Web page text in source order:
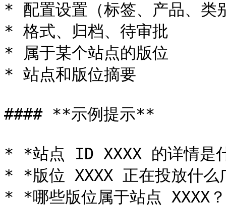
* 配置设置（标签、产品、类
* 格式、归档、待审批
* 属于某个站点的版位
* 站点和版位摘要
#### **示例提示**
* *站点 ID XXXX 的详情是
* *版位 XXXX 正在投放什么
* *哪些版位属于站点 XXXX